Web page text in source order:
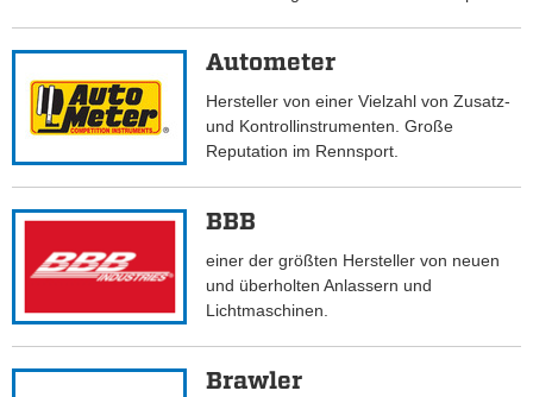
Autometer
Hersteller von einer Vielzahl von Zusatz-
und Kontrollinstrumenten. Große
Reputation im Rennsport.
BBB
einer der größten Hersteller von neuen
und überholten Anlassern und
Lichtmaschinen.
Brawler